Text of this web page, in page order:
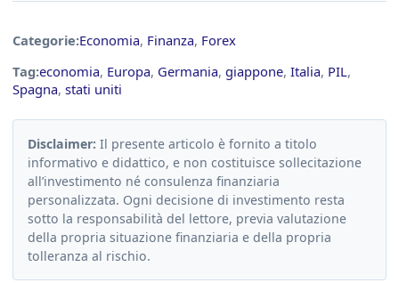
Categorie:Economia, Finanza, Forex
Tag:economia, Europa, Germania, giappone, Italia, PIL,
Spagna, stati uniti
Disclaimer: Il presente articolo è fornito a titolo
informativo e didattico, e non costituisce sollecitazione
all’investimento né consulenza finanziaria
personalizzata. Ogni decisione di investimento resta
sotto la responsabilità del lettore, previa valutazione
della propria situazione finanziaria e della propria
tolleranza al rischio.